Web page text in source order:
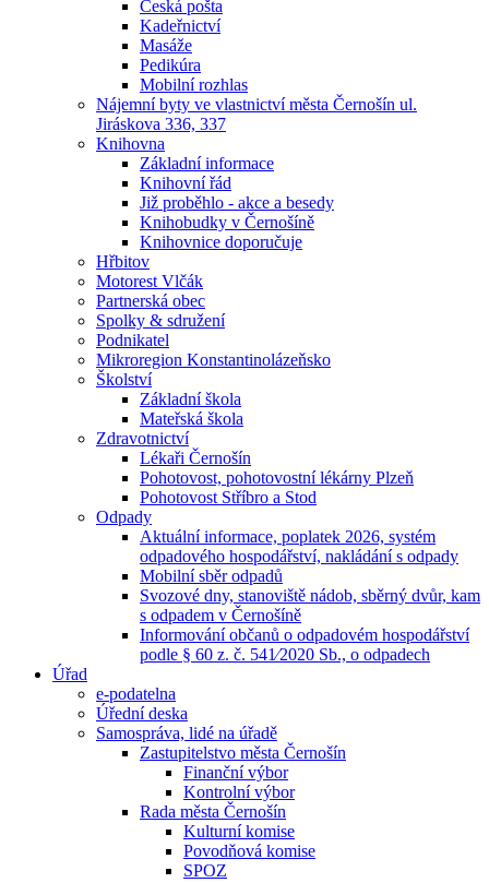
Česká pošta
Kadeřnictví
Masáže
Pedikúra
Mobilní rozhlas
Nájemní byty ve vlastnictví města Černošín ul.
Jiráskova 336, 337
Knihovna
Základní informace
Knihovní řád
Již proběhlo - akce a besedy
Knihobudky v Černošíně
Knihovnice doporučuje
Hřbitov
Motorest Vlčák
Partnerská obec
Spolky & sdružení
Podnikatel
Mikroregion Konstantinolázeňsko
Školství
Základní škola
Mateřská škola
Zdravotnictví
Lékaři Černošín
Pohotovost, pohotovostní lékárny Plzeň
Pohotovost Stříbro a Stod
Odpady
Aktuální informace, poplatek 2026, systém
odpadového hospodářství, nakládání s odpady
Mobilní sběr odpadů
Svozové dny, stanoviště nádob, sběrný dvůr, kam
s odpadem v Černošíně
Informování občanů o odpadovém hospodářství
podle § 60 z. č. 541⁄2020 Sb., o odpadech
Úřad
e-podatelna
Úřední deska
Samospráva, lidé na úřadě
Zastupitelstvo města Černošín
Finanční výbor
Kontrolní výbor
Rada města Černošín
Kulturní komise
Povodňová komise
SPOZ